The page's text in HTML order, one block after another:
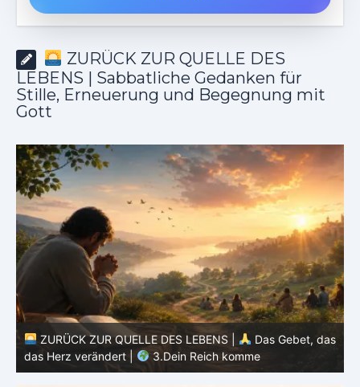
ZURÜCK ZUR QUELLE DES
LEBENS | Sabbatliche Gedanken für
Stille, Erneuerung und Begegnung mit
Gott
ZURÜCK ZUR QUELLE DES LEBENS |
Das Gebet, das
das Herz verändert |
2.Geheiligt werde dein Name